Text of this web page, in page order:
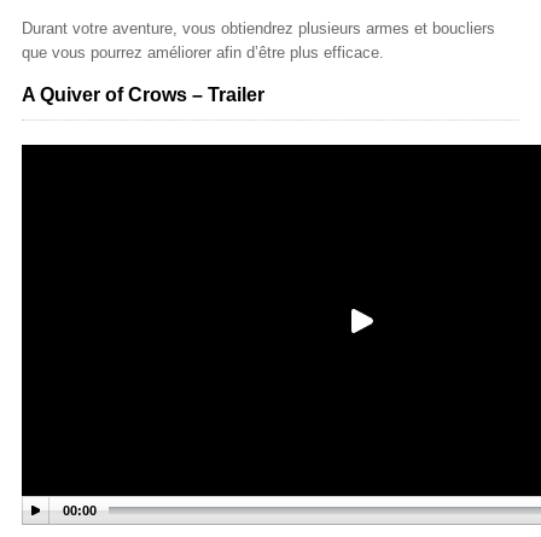
Durant votre aventure, vous obtiendrez plusieurs armes et boucliers
que vous pourrez améliorer afin d’être plus efficace.
A Quiver of Crows – Trailer
00:00